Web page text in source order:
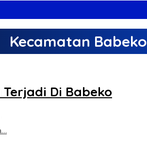
Kecamatan Babeko
Terjadi Di Babeko